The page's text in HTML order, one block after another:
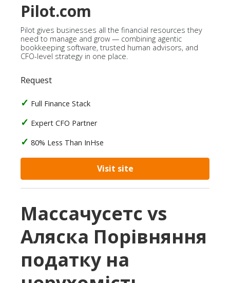
Pilot.com
Pilot gives businesses all the financial resources they
need to manage and grow — combining agentic
bookkeeping software, trusted human advisors, and
CFO-level strategy in one place.
Request
Full Finance Stack
Expert CFO Partner
80% Less Than InHse
Visit site
Массачусетс vs
Аляска Порівняння
податку на